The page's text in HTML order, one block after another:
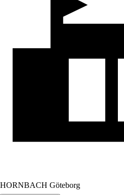
HORNBACH Göteborg